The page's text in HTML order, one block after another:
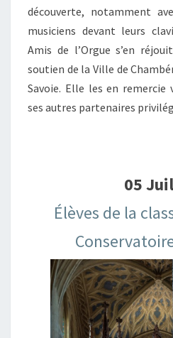
découverte, notamment
musiciens devant leurs
Amis de l’Orgue s’en
soutien de la Ville de
Savoie. Elle les en remercie
ses autres partenaires
05
Élèves de la